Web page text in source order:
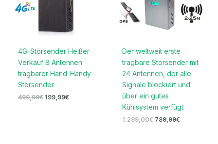
4G-Störsender Heißer
Verkauf 8 Antennen
tragbarer Hand-Handy-
Störsender
499,99€ 199,99€
Der weltweit erste
tragbare Störsender mit
24 Antennen, der alle
Signale blockiert und
über ein gutes
Kühlsystem verfügt
1.299,00€ 789,99€